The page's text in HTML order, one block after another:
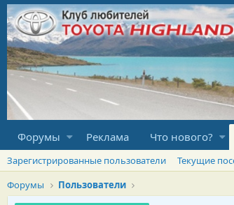
Форумы Реклама Что нового?
Зарегистрированные пользователи Текущие
Форумы
Пользователи